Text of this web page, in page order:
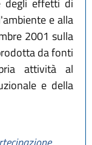
degli effetti di
e alla
2001 sulla
da fonti
attività al
e della